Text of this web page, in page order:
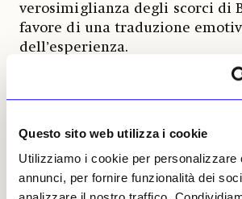
Questo sito web utilizza i cookie
Utilizziamo i cookie per personalizzare
annunci, per fornire funzionalità dei
verosimiglianza degli scorci di
favore di una traduzione
dell’esperienza.
Lo stato transitorio viene
sezione e scelta iconografica
l’insistenza su altri soggetti
nella successiva rafforzano la
molteplici stati di esistenza.
dettaglio superfluo, i dipinti